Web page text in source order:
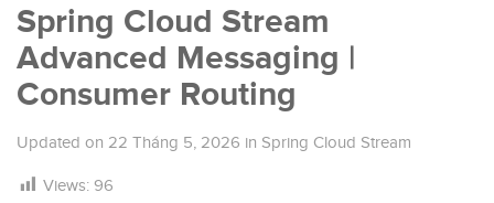
Spring Cloud Stream
Advanced Messaging |
Consumer Routing
Updated on 22 Tháng 5, 2026 in Spring Cloud Stream
Views: 96